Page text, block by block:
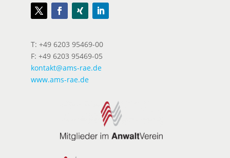
T: +49 6203 95469-00
F: +49 6203 95469-05
kontakt@ams-rae.de
www.ams-rae.de